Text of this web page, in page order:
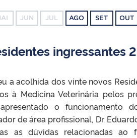
JUN JUL AGO SET OUT
ingressantes
a acolhida dos vinte novos
à Medicina Veterinária pelos
o funcionamento
de área profissional, Dr.
as dúvidas relacionadas ao